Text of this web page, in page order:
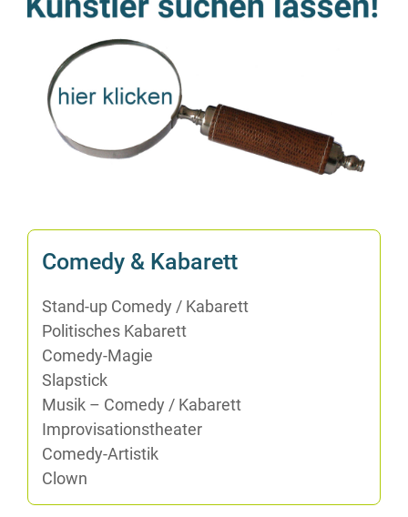
Co­me­dy & Kabarett
Stand-up Co­me­dy /​ Ka­ba­rett
Po­li­ti­sches Kabarett
Co­me­dy-Ma­gie
Slap­stick
Mu­sik – Co­me­dy /​ Ka­ba­rett
Im­pro­vi­sa­ti­ons­thea­ter
Co­me­dy-Ar­tis­tik
Clown